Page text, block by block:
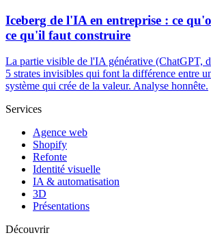
Iceberg de l'IA en entreprise : ce
ce qu'il faut construire
La partie visible de l'IA générative (ChatGPT,
5 strates invisibles qui font la différence entre
système qui crée de la valeur. Analyse honnête.
Services
Agence web
Shopify
Refonte
Identité visuelle
IA & automatisation
3D
Présentations
Découvrir